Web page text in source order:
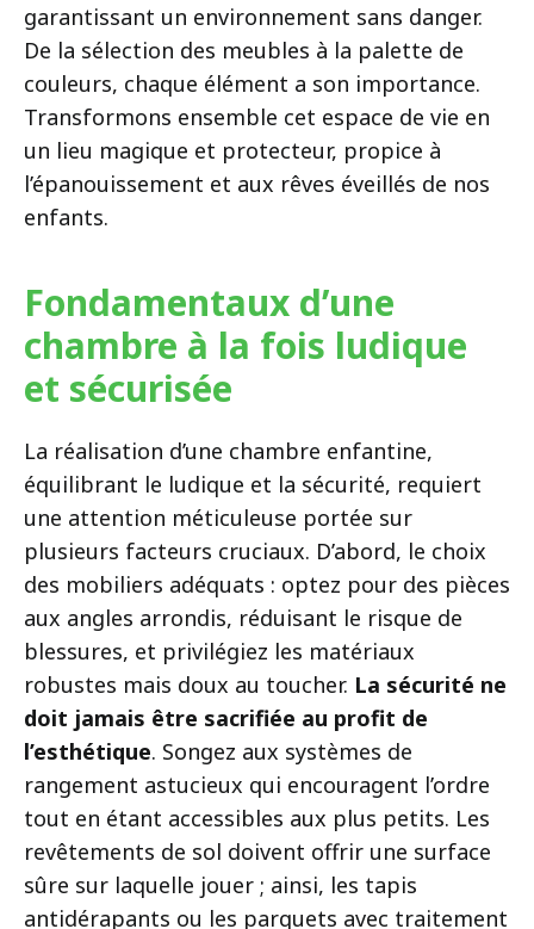
garantissant un environnement sans danger.
De la sélection des meubles à la palette de
couleurs, chaque élément a son importance.
Transformons ensemble cet espace de vie en
un lieu magique et protecteur, propice à
l’épanouissement et aux rêves éveillés de nos
enfants.
Fondamentaux d’une
chambre à la fois ludique
et sécurisée
La réalisation d’une chambre enfantine,
équilibrant le ludique et la sécurité, requiert
une attention méticuleuse portée sur
plusieurs facteurs cruciaux. D’abord, le choix
des mobiliers adéquats : optez pour des pièces
aux angles arrondis, réduisant le risque de
blessures, et privilégiez les matériaux
robustes mais doux au toucher. La sécurité ne
doit jamais être sacrifiée au profit de
l’esthétique. Songez aux systèmes de
rangement astucieux qui encouragent l’ordre
tout en étant accessibles aux plus petits. Les
revêtements de sol doivent offrir une surface
sûre sur laquelle jouer ; ainsi, les tapis
antidérapants ou les parquets avec traitement